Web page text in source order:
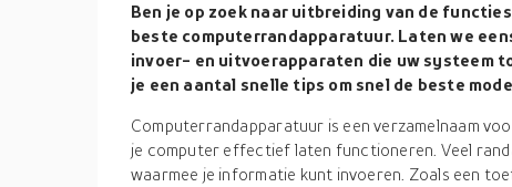
Ben je op zoek naar uitbreiding van de
beste computerrandapparatuur. Laten we
invoer- en uitvoerapparaten die uw systeem
je een aantal snelle tips om snel de beste
Computerrandapparatuur is een verzamelnaam
je computer effectief laten functioneren. Veel
waarmee je informatie kunt invoeren. Zoals een